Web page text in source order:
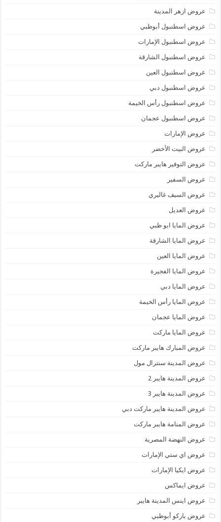
عروض ازهر المدينة
عروض اسطنبول أبوظبي
عروض اسطنبول الإمارات
عروض اسطنبول الشارقة
عروض اسطنبول العين
عروض اسطنبول دبي
عروض اسطنبول رأس الخيمة
عروض اسطنبول عجمان
عروض الإمارات
عروض البيت الأخضر
عروض التوفير هايبر ماركت
عروض السفير
عروض السيف غاليري
عروض العديل
عروض المايا ابو ظبي
عروض المايا الشارقة
عروض المايا العين
عروض المايا الفجيرة
عروض المايا دبي
عروض المايا رأس الخيمة
عروض المايا عجمان
عروض المايا ماركت
عروض المبارك هايبر ماركت
عروض المدينة سنترال مول
عروض المدينة هايبر 2
عروض المدينة هايبر 3
عروض المدينة هايبر ماركت دبي
عروض المنامة هايبر ماركت
عروض النهضة المصرية
عروض اي ستي الإمارات
عروض ايكيا الإمارات
عروض ايماكس
عروض اينس المدينة هايبر
عروض باركو أبوظبي